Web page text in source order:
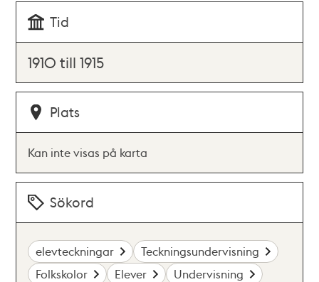
Tid
1910 till 1915
Plats
Kan inte visas på karta
Sökord
elevteckningar
Teckningsundervisning
Folkskolor
Elever
Undervisning